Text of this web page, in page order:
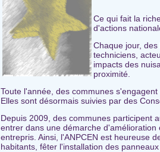
Ce qui fait la
d'actions
Chaque jour,
techniciens,
impacts des
proximité.
Toute l'année, des communes
Elles sont désormais suivies par des
Depuis 2009, des communes participent
entrer dans une démarche
entrepris. Ainsi, l'ANPCEN est heureuse
habitants, fêter l'installation des